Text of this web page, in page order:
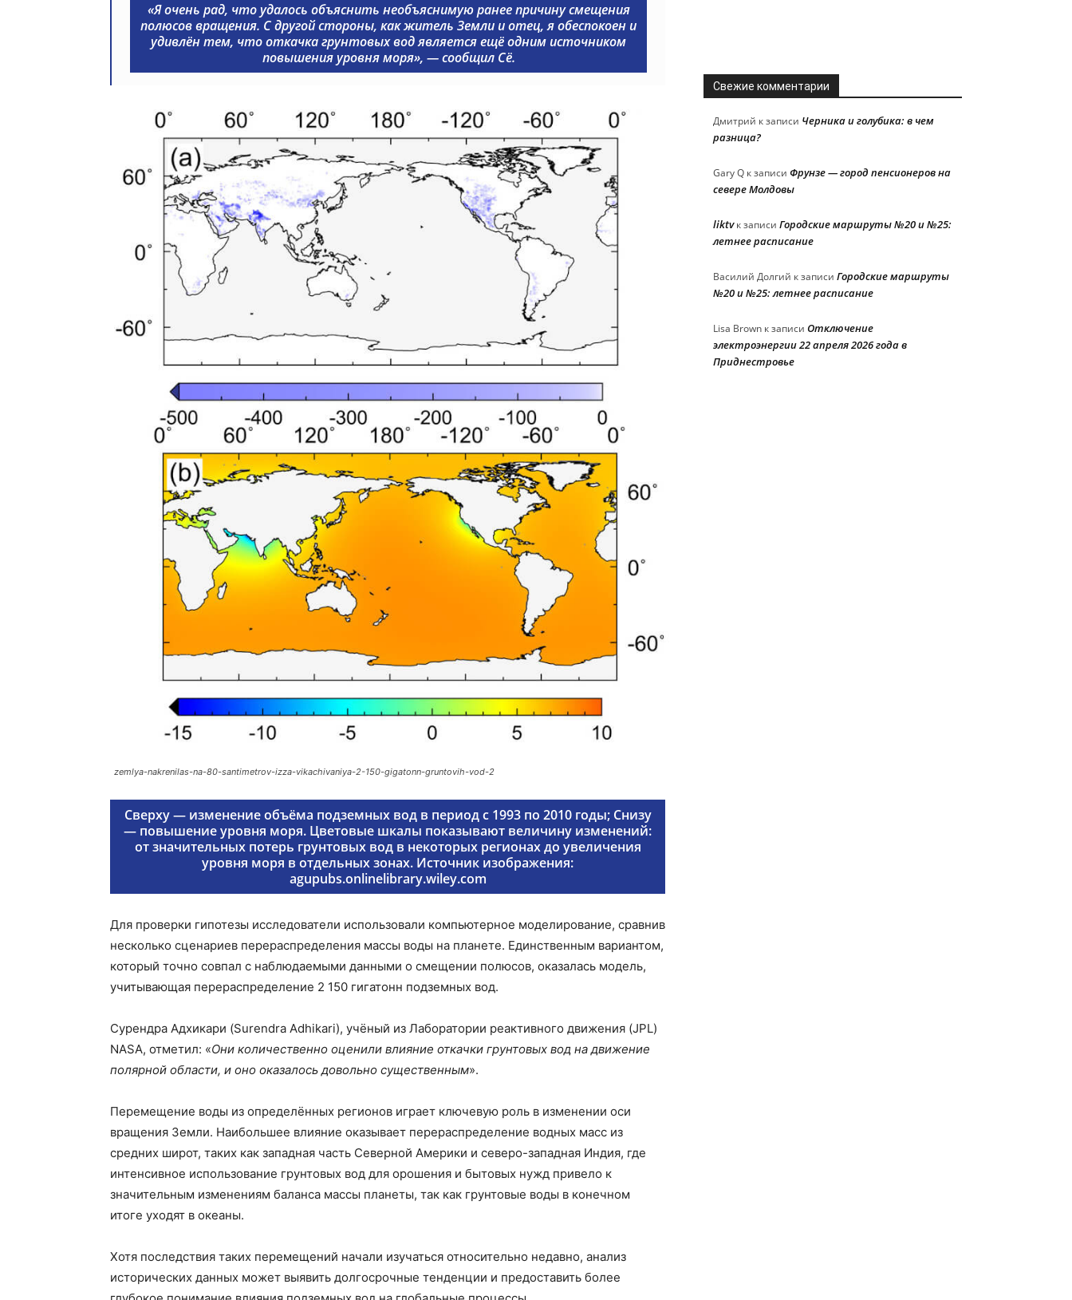
«Я очень рад, что удалось объяснить необъяснимую ранее причину смещения
полюсов вращения. С другой стороны, как житель Земли и отец, я обеспокоен и
удивлён тем, что откачка грунтовых вод является ещё одним источником
повышения уровня моря», — сообщил Сё.
zemlya-nakrenilas-na-80-santimetrov-izza-vikachivaniya-2-150-gigatonn-gruntovih-vod-2
Сверху — изменение объёма подземных вод в период с 1993 по 2010 годы; Снизу
— повышение уровня моря. Цветовые шкалы показывают величину изменений:
от значительных потерь грунтовых вод в некоторых регионах до увеличения
уровня моря в отдельных зонах. Источник изображения:
agupubs.onlinelibrary.wiley.com
Для проверки гипотезы исследователи использовали компьютерное моделирование, сравнив
несколько сценариев перераспределения массы воды на планете. Единственным вариантом,
который точно совпал с наблюдаемыми данными о смещении полюсов, оказалась модель,
учитывающая перераспределение 2 150 гигатонн подземных вод.
Сурендра Адхикари (Surendra Adhikari), учёный из Лаборатории реактивного движения (JPL)
NASA, отметил: «Они количественно оценили влияние откачки грунтовых вод на движение
полярной области, и оно оказалось довольно существенным».
Перемещение воды из определённых регионов играет ключевую роль в изменении оси
вращения Земли. Наибольшее влияние оказывает перераспределение водных масс из
средних широт, таких как западная часть Северной Америки и северо-западная Индия, где
интенсивное использование грунтовых вод для орошения и бытовых нужд привело к
значительным изменениям баланса массы планеты, так как грунтовые воды в конечном
итоге уходят в океаны.
Хотя последствия таких перемещений начали изучаться относительно недавно, анализ
исторических данных может выявить долгосрочные тенденции и предоставить более
Свежие комментарии
Дмитрий к записи Черника и голубика: в чем
разница?
Gary Q к записи Фрунзе — город пенсионеров на
севере Молдовы
liktvк записи Городские маршруты №20 и №25:
летнее расписание
Василий Долгий к записи Городские маршруты
№20 и №25: летнее расписание
Lisa Brown к записи Отключение
электроэнергии 22 апреля 2026 года в
Приднестровье